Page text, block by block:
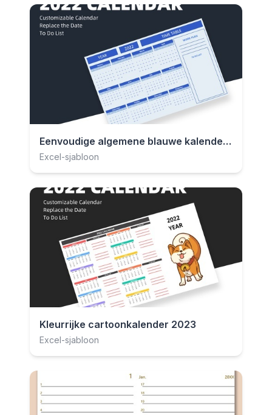
Eenvoudige algemene blauwe kalender 2023
Excel-sjabloon
Kleurrijke cartoonkalender 2023
Excel-sjabloon